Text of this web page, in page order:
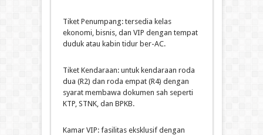
Tiket Penumpang: tersedia kelas
ekonomi, bisnis, dan VIP dengan tempat
duduk atau kabin tidur ber-AC.
Tiket Kendaraan: untuk kendaraan roda
dua (R2) dan roda empat (R4) dengan
syarat membawa dokumen sah seperti
KTP, STNK, dan BPKB.
Kamar VIP: fasilitas eksklusif dengan